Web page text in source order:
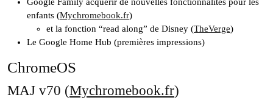
enfants (Mychromebook.fr)
et la fonction “read along” de Disney (TheVerge)
Le Google Home Hub (premières impressions)
ChromeOS
MAJ v70 (Mychromebook.fr)